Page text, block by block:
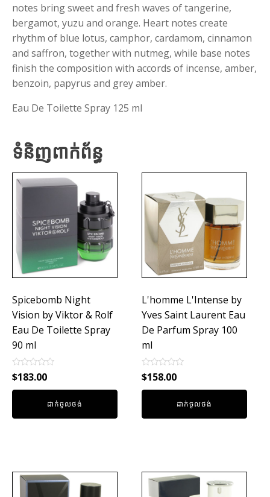
notes bring sweet and fresh waves of tangerine,
bergamot, yuzu and orange. Heart notes create
rhythm of blue lotus, camphor, cardamom, cinnamon
and saffron, together with nutmeg, while base notes
finish the composition with accords of incense, amber,
benzoin, papyrus and grey amber.
Eau De Toilette Spray 125 ml
ទំនិញពាក់ព័ន្ធ
Spicebomb Night
Vision by Viktor & Rolf
Eau De Toilette Spray
90 ml
Rated
0
out
$183.00
ដាក់ចូលថង់
L'homme L'Intense by
Yves Saint Laurent Eau
De Parfum Spray 100
ml
Rated
0
out
$158.00
ដាក់ចូលថង់